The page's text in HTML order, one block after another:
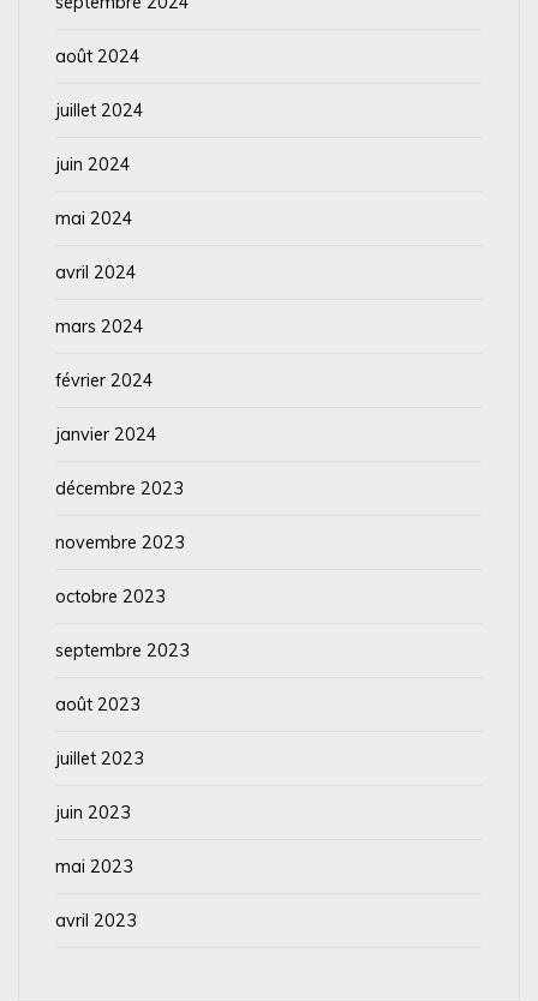
août 2024
juillet 2024
juin 2024
mai 2024
avril 2024
mars 2024
février 2024
janvier 2024
décembre 2023
novembre 2023
octobre 2023
septembre 2023
août 2023
juillet 2023
juin 2023
mai 2023
avril 2023